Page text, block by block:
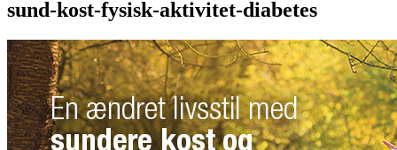
sund-kost-fysisk-aktivitet-diabetes